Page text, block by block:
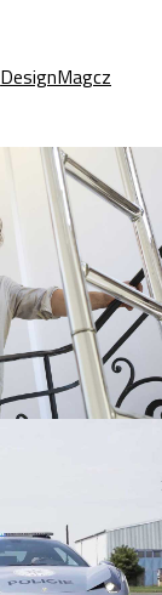
DesignMagcz